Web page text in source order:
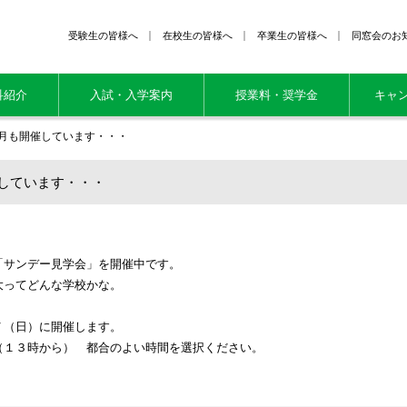
同窓会のお
卒業生の皆様へ
在校生の皆様へ
受験生の皆様へ
紹介 入試・入学案内 授業料・奨学金 キャ
も開催しています・・・
ています・・・
ンデー見学会」を開催中です。
てどんな学校かな。
日）に開催します。
３時から） 都合のよい時間を選択ください。